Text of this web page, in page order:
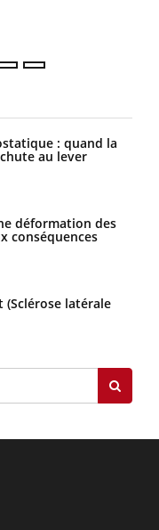
: quand la
au lever
déformation des
conséquences
(Sclérose latérale